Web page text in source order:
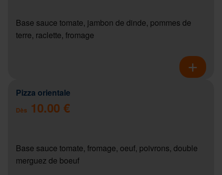
Base sauce tomate, jambon de dinde, pommes de
terre, raclette, fromage
Pizza orientale
Dès 10.00 €
Base sauce tomate, fromage, oeuf, poivrons, double
merguez de boeuf